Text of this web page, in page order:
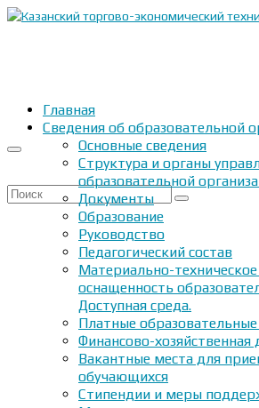
Искать:
Главная
Сведения об образовательной
Основные сведения
Структура и органы
образовательной
Документы
Образование
Руководство
Педагогический состав
Материально-
оснащенность
Доступная среда.
Платные образовательные
Финансово-хозяйственная
Вакантные места для
обучающихся
Стипендии и меры